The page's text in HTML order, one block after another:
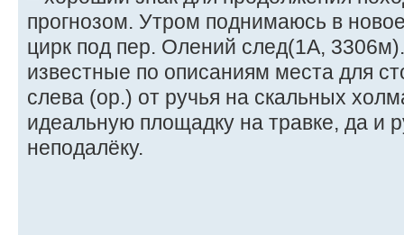
прогнозом. Утром поднимаюсь в
цирк под пер. Олений след(1А,
известные по описаниям места для
слева (ор.) от ручья на скальных
идеальную площадку на травке, да и
неподалёку.